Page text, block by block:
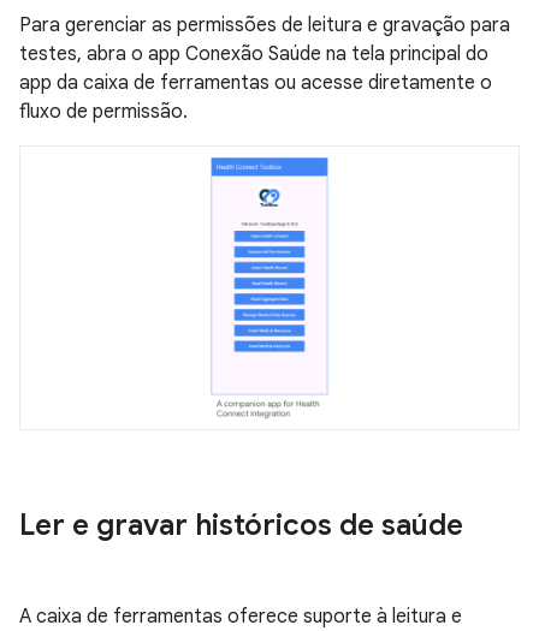
Para gerenciar as permissões de leitura e gravação para
testes, abra o app Conexão Saúde na tela principal do
app da caixa de ferramentas ou acesse diretamente o
fluxo de permissão.
Ler e gravar históricos de saúde
A caixa de ferramentas oferece suporte à leitura e